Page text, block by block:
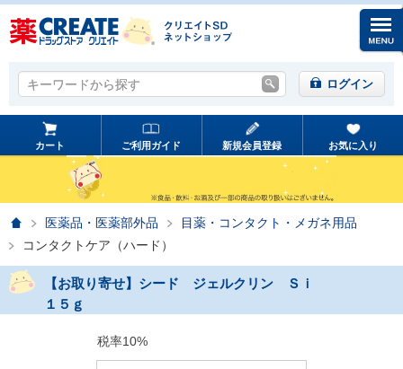
キーワードから探す
キーワードから探す ログイン
カート ご利用ガイド 新規会員登録 お気に入り
ホーム医薬品・医薬部外品
目薬・コンタクト・メガネ用品
コンタクトケア（ハード）
【お取り寄せ】シード ジェルクリン Ｓｉ
１５ｇ
税率10%